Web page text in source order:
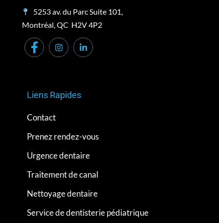
5253 av. du Parc Suite 101,
Montréal, QC H2V 4P2
Liens Rapides
Contact
Prenez rendez-vous
Urgence dentaire
Traitement de canal
Nettoyage dentaire
Service de dentisterie pédiatrique